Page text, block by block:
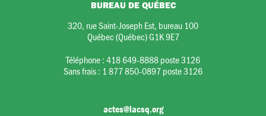
BUREAU DE QUÉBEC
320, rue Saint-Joseph Est, bureau 100
Québec (Québec) G1K 9E7
Téléphone :418 649-8888 poste 3126
Sans frais : 1 877 850-0897 poste 3126
actes@lacsq.org